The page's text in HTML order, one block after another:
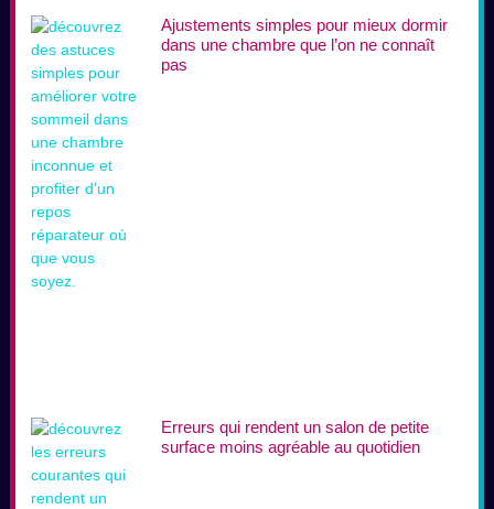
Ajustements simples pour mieux dormir
dans une chambre que l’on ne connaît
pas
Erreurs qui rendent un salon de petite
surface moins agréable au quotidien